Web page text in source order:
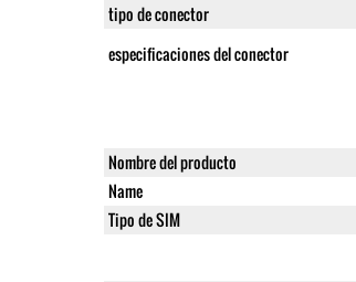
tipo de conector
especificaciones del conector
Nombre del producto
Name
Tipo de SIM